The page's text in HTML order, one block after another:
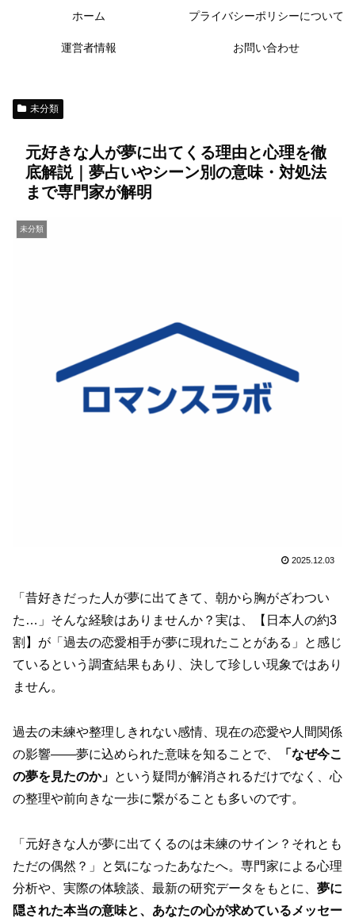
ホーム プライバシーポリシーについて
運営者情報 お問い合わせ
未分類
元好きな人が夢に出てくる理由と心理を徹
底解説｜夢占いやシーン別の意味・対処法
まで専門家が解明
未分類
2025.12.03
「昔好きだった人が夢に出てきて、朝から胸がざわつい
た…」そんな経験はありませんか？実は、【日本人の約3
割】が「過去の恋愛相手が夢に現れたことがある」と感じ
ているという調査結果もあり、決して珍しい現象ではあり
ません。
過去の未練や整理しきれない感情、現在の恋愛や人間関係
の影響——夢に込められた意味を知ることで、
「なぜ今こ
の夢を見たのか」 という疑問が解消されるだけでなく、心
の整理や前向きな一歩に繋がることも多いのです。
「元好きな人が夢に出てくるのは未練のサイン？それとも
ただの偶然？」と気になったあなたへ。専門家による心理
分析や、実際の体験談、最新の研究データをもとに、 夢に
隠された本当の意味と、あなたの心が求めているメッセー